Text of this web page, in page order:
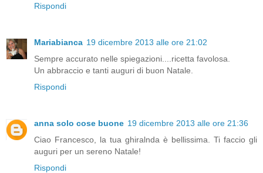
Rispondi
Mariabianca 19 dicembre 2013 alle ore 21:02
Sempre accurato nelle spiegazioni....ricetta favolosa.
Un abbraccio e tanti auguri di buon Natale.
Rispondi
anna solo cose buone 19 dicembre 2013 alle ore 21:36
Ciao Francesco, la tua ghiralnda è bellissima. Ti faccio gli
auguri per un sereno Natale!
Rispondi